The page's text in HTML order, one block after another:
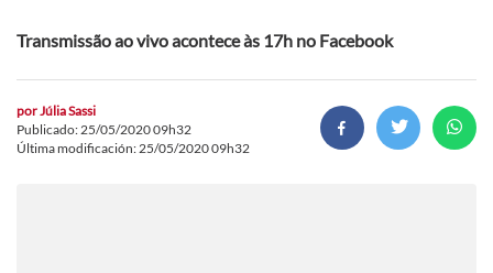
Transmissão ao vivo acontece às 17h no Facebook
porJúlia Sassi
Publicado: 25/05/2020 09h32
Última modificación: 25/05/2020 09h32